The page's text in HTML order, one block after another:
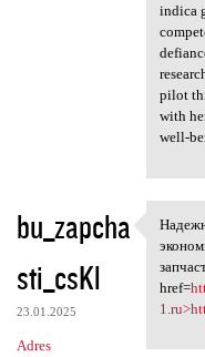
indica
pilot
with
well-
bu_zapcha
sti_csKl
23.01.2025
Adres
href=